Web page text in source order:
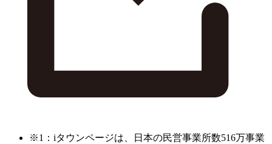
※1：iタウンページは、日本の民営事業所数516万事業